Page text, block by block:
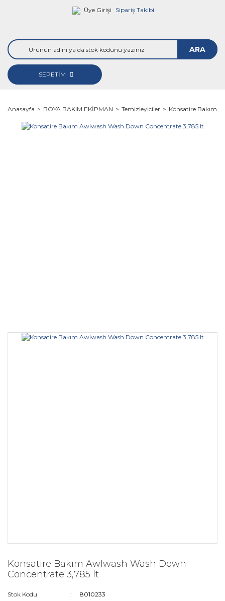
Üye Girişi Sipariş Takibi
ARA
SEPETİM
Anasayfa BOYA BAKIM EKİPMAN Temizleyiciler Konsatire Bakım
Konsatire Bakım Awlwash Wash Down
Concentrate 3,785 lt
Stok Kodu
8010233